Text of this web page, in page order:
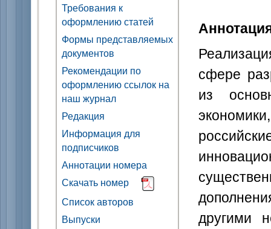
Требования к
оформлению статей
Формы представляемых
документов
Рекомендации по
оформлению ссылок на
наш журнал
Редакция
Информация для
подписчиков
Аннотации номера
Скачать номер
Список авторов
Выпуски
сфере
из
другими